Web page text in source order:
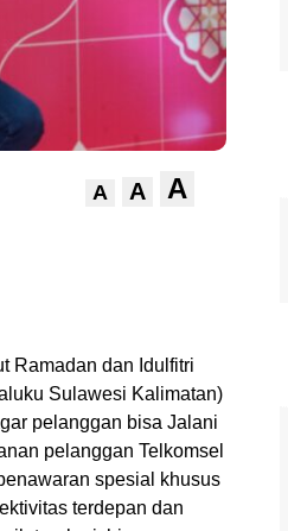
A A A
Ramadan dan Idulfitri
Sulawesi Kalimatan)
pelanggan bisa Jalani
pelanggan Telkomsel
spesial khusus
terdepan dan